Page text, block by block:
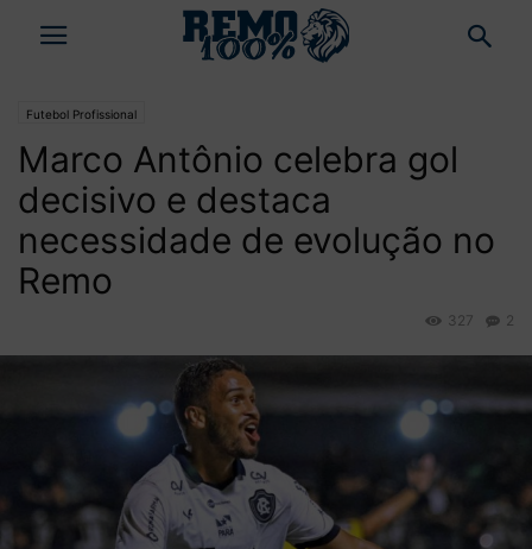
Futebol Profissional
Marco Antônio celebra gol
decisivo e destaca
necessidade de evolução no
Remo
2
327